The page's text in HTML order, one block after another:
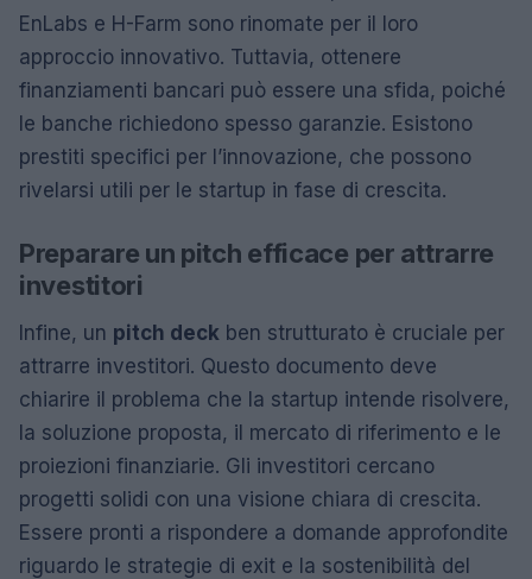
EnLabs e H-Farm sono rinomate per il loro
approccio innovativo. Tuttavia, ottenere
finanziamenti bancari può essere una sfida, poiché
le banche richiedono spesso garanzie. Esistono
prestiti specifici per l’innovazione, che possono
rivelarsi utili per le startup in fase di crescita.
Preparare un pitch efficace per attrarre
investitori
Infine, un pitch deck ben strutturato è cruciale per
attrarre investitori. Questo documento deve
chiarire il problema che la startup intende risolvere,
la soluzione proposta, il mercato di riferimento e le
proiezioni finanziarie. Gli investitori cercano
progetti solidi con una visione chiara di crescita.
Essere pronti a rispondere a domande approfondite
riguardo le strategie di exit e la sostenibilità del